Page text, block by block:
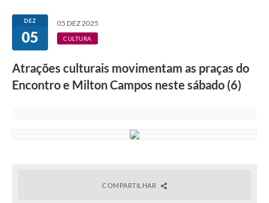
DEZ
05
05 DEZ 2025
CULTURA
Atrações culturais movimentam as praças do
Encontro e Milton Campos neste sábado (6)
COMPARTILHAR